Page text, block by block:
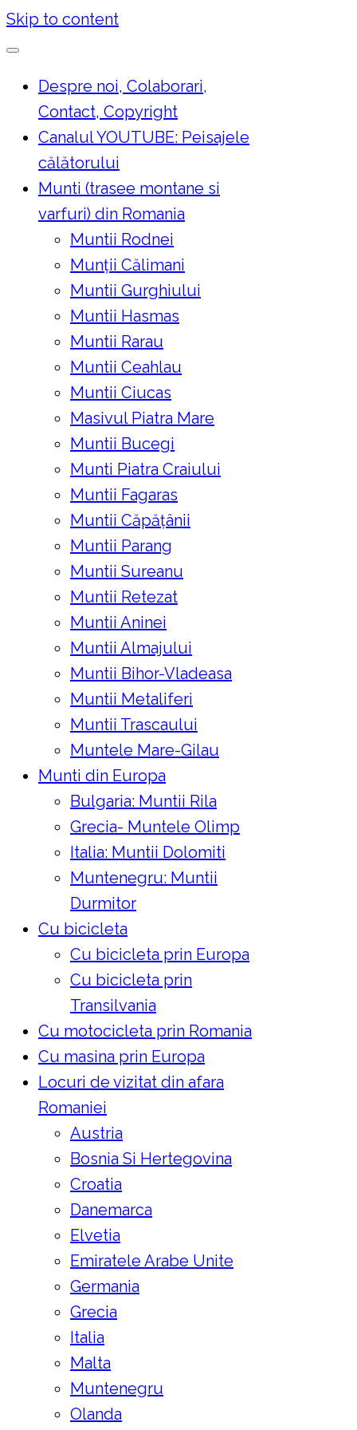
Skip to content
Despre noi, Colaborari,
Contact, Copyright
Canalul YOUTUBE: Peisajele
călătorului
Munti (trasee montane si
varfuri) din Romania
Muntii Rodnei
Munţii Călimani
Muntii Gurghiului
Muntii Hasmas
Muntii Rarau
Muntii Ceahlau
Muntii Ciucas
Masivul Piatra Mare
Muntii Bucegi
Munti Piatra Craiului
Muntii Fagaras
Muntii Căpățânii
Muntii Parang
Muntii Sureanu
Muntii Retezat
Muntii Aninei
Muntii Almajului
Muntii Bihor-Vladeasa
Muntii Metaliferi
Muntii Trascaului
Muntele Mare-Gilau
Munti din Europa
Bulgaria: Muntii Rila
Grecia- Muntele Olimp
Italia: Muntii Dolomiti
Muntenegru: Muntii
Durmitor
Cu bicicleta
Cu bicicleta prin Europa
Cu bicicleta prin
Transilvania
Cu motocicleta prin Romania
Cu masina prin Europa
Locuri de vizitat din afara
Romaniei
Austria
Bosnia Si Hertegovina
Croatia
Danemarca
Elvetia
Emiratele Arabe Unite
Germania
Grecia
Italia
Malta
Muntenegru
Olanda